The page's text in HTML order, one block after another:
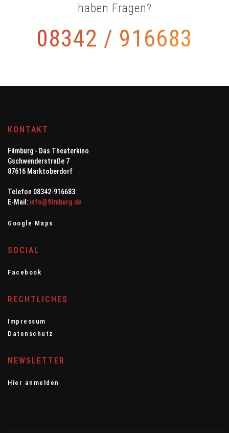
haben Fragen?
08342 / 916683
KONTAKT
Filmburg - Das Theaterkino
Gschwenderstraße 7
87616 Marktoberdorf
Telefon 08342-916683
E-Mail: info@filmburg.de
Google Maps
SOCIAL
Facebook
RECHTLICHES
Impressum
Datenschutz
NEWSLETTER
Hier anmelden